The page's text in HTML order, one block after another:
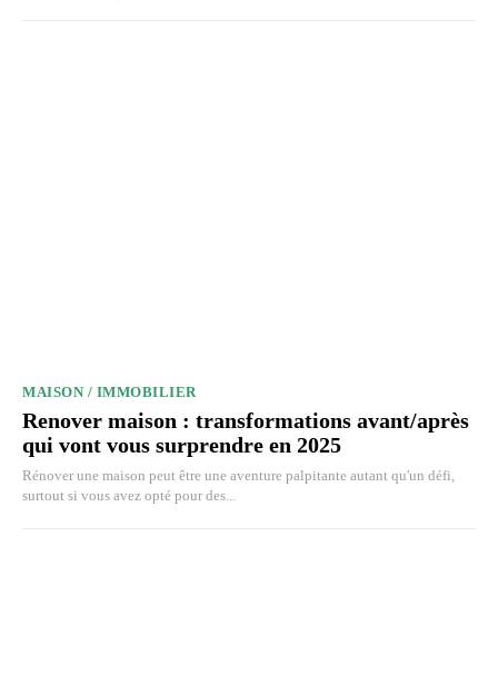
MAISON / IMMOBILIER
Renover maison : transformations avant/après
qui vont vous surprendre en 2025
Rénover une maison peut être une aventure palpitante autant qu'un défi,
surtout si vous avez opté pour des...